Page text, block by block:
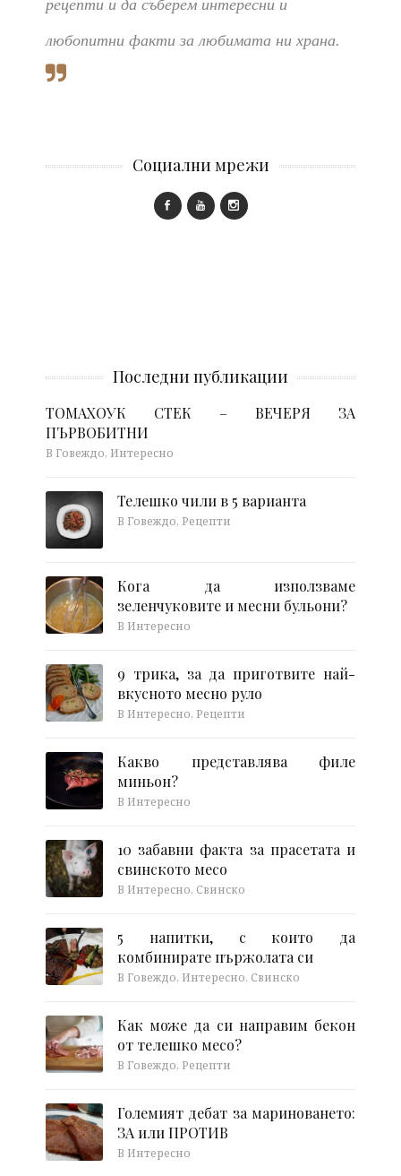
рецепти и да съберем интересни и
любопитни факти за любимата ни храна.
Социални мрежи
Последни публикации
ТОМАХОУК СТЕК – ВЕЧЕРЯ ЗА
ПЪРВОБИТНИ
В Говеждо, Интересно
Телешко чили в 5 варианта
В Говеждо, Рецепти
Кога да използваме
зеленчуковите и месни бульони?
В Интересно
9 трика, за да приготвите най-
вкусното месно руло
В Интересно, Рецепти
Какво представлява филе
миньон?
В Интересно
10 забавни факта за прасетата и
свинското месо
В Интересно, Свинско
5 напитки, с които да
комбинирате пържолата си
В Говеждо, Интересно, Свинско
Как може да си направим бекон
от телешко месо?
В Говеждо, Рецепти
Големият дебат за мариноването:
ЗА или ПРОТИВ
В Интересно